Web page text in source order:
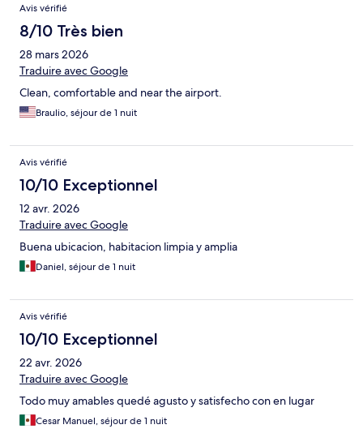
Avis vérifié
8/10 Très bien
28 mars 2026
Traduire avec Google
Clean, comfortable and near the airport.
Braulio, séjour de 1 nuit
Avis vérifié
10/10 Exceptionnel
12 avr. 2026
Traduire avec Google
Buena ubicacion, habitacion limpia y amplia
Daniel, séjour de 1 nuit
Avis vérifié
10/10 Exceptionnel
22 avr. 2026
Traduire avec Google
Todo muy amables quedé agusto y satisfecho con en lugar
Cesar Manuel, séjour de 1 nuit